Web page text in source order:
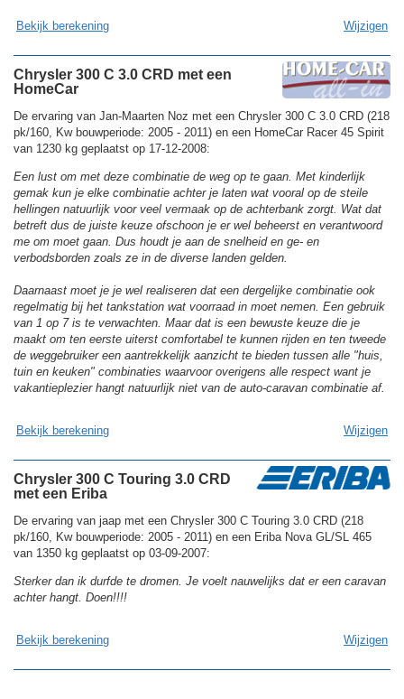
Bekijk berekening Wijzigen
Chrysler 300 C 3.0 CRD met een
HomeCar
De ervaring van Jan-Maarten Noz met een Chrysler 300 C 3.0 CRD (218
pk/160, Kw bouwperiode: 2005 - 2011) en een HomeCar Racer 45 Spirit
van 1230 kg geplaatst op 17-12-2008:
Een lust om met deze combinatie de weg op te gaan. Met kinderlijk
gemak kun je elke combinatie achter je laten wat vooral op de steile
hellingen natuurlijk voor veel vermaak op de achterbank zorgt. Wat dat
betreft dus de juiste keuze ofschoon je er wel beheerst en verantwoord
me om moet gaan. Dus houdt je aan de snelheid en ge- en
verbodsborden zoals ze in de diverse landen gelden.
Daarnaast moet je je wel realiseren dat een dergelijke combinatie ook
regelmatig bij het tankstation wat voorraad in moet nemen. Een gebruik
van 1 op 7 is te verwachten. Maar dat is een bewuste keuze die je
maakt om ten eerste uiterst comfortabel te kunnen rijden en ten tweede
de weggebruiker een aantrekkelijk aanzicht te bieden tussen alle "huis,
tuin en keuken" combinaties waarvoor overigens alle respect want je
vakantieplezier hangt natuurlijk niet van de auto-caravan combinatie af.
Bekijk berekening Wijzigen
Chrysler 300 C Touring 3.0 CRD
met een Eriba
De ervaring van jaap met een Chrysler 300 C Touring 3.0 CRD (218
pk/160, Kw bouwperiode: 2005 - 2011) en een Eriba Nova GL/SL 465
van 1350 kg geplaatst op 03-09-2007:
Sterker dan ik durfde te dromen. Je voelt nauwelijks dat er een caravan
achter hangt. Doen!!!!
Bekijk berekening Wijzigen